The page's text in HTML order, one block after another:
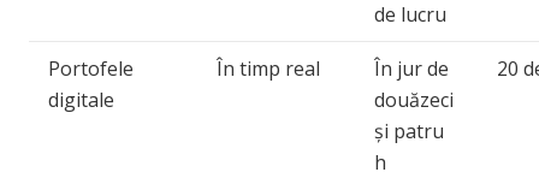
de lucru
Portofele
digitale
În timp real
În jur de
douăzeci
și patru
h
20